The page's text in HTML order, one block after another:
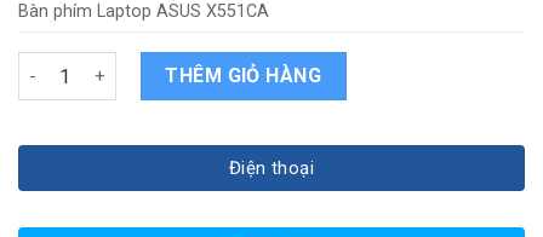
Bàn phím Laptop ASUS X551CA
Bàn phím Laptop ASUS X551CA quantity
THÊM GIỎ HÀNG
Điện thoại